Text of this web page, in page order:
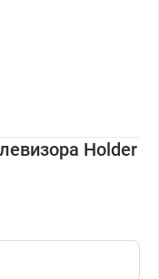
Holder